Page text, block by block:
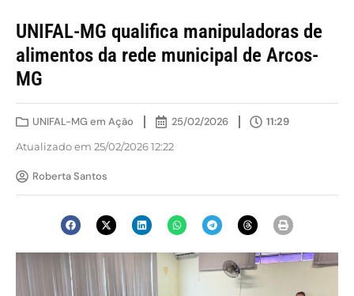
UNIFAL-MG qualifica manipuladoras de
alimentos da rede municipal de Arcos-
MG
UNIFAL-MG em Ação 25/02/2026 11:29
Atualizado em 25/02/2026 12:22
Roberta Santos